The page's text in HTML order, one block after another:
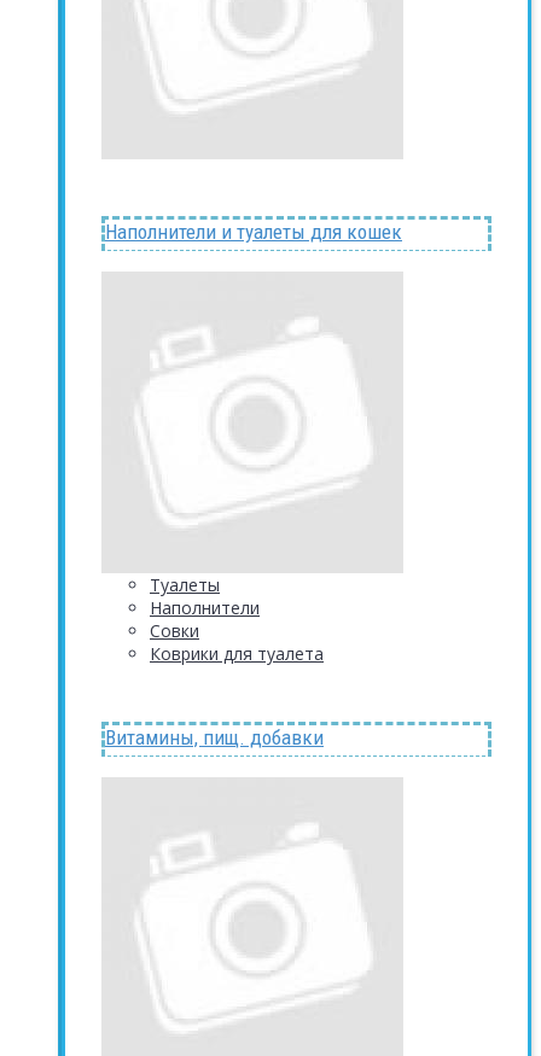
Наполнители и туалеты для кошек
Туалеты
Наполнители
Совки
Коврики для туалета
Витамины, пищ. добавки